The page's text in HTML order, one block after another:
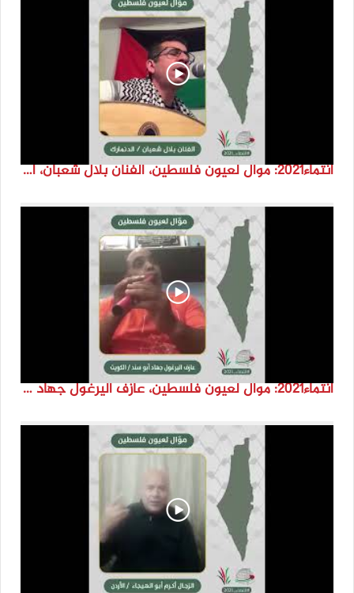
انتماء2021: موال لعيون فلسطين، الفنان بلال شعبان، الدنمارك
انتماء2021: موال لعيون فلسطين، عازف اليرغول جهاد أبو سند، الكويت